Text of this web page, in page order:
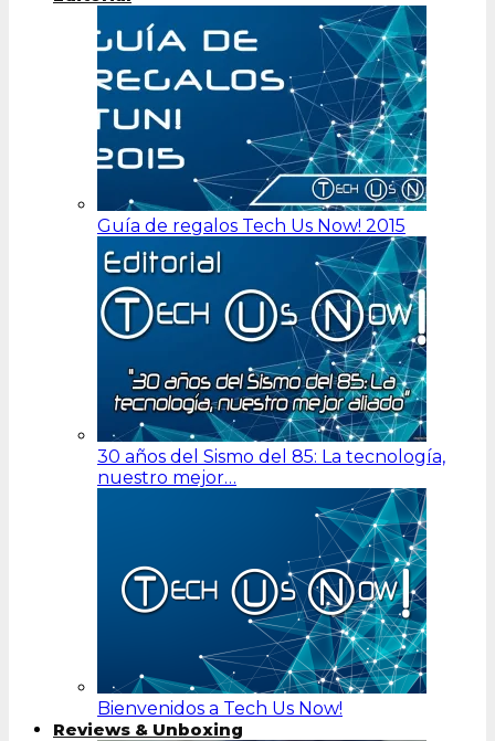
Guía de regalos Tech Us Now! 2015
30 años del Sismo del 85: La tecnología,
nuestro mejor…
Bienvenidos a Tech Us Now!
Reviews & Unboxing